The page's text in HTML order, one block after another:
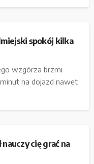
spokój kilka
wzgórza brzmi
na dojazd nawet
cię grać na